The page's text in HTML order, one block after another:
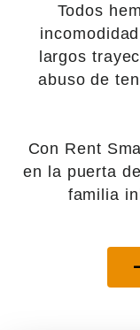
Todos
largos
abuso de
Con Rent
en la puerta
familia